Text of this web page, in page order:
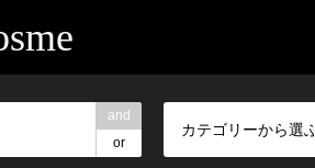
and
or
カテゴリーから選